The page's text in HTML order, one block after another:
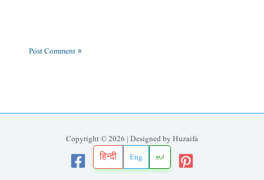
हिन्दी Eng اردو
Copyright © 2026 | Designed by Huzaifa